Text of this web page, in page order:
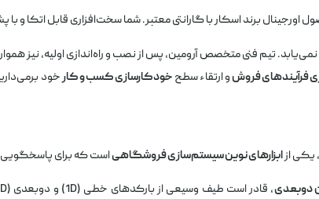
اورجینال برند اسکار با گارانتی معتبر. شما سخت‌افزاری قابل اتکا و
تیم فنی متخصص آرومین، پس از نصب و راه‌اندازی اولیه، نیز
فرآیندهای فروشو ارتقاء سطح خودکارسازی کسب و کار خود
ابزارهای نوین سیستم‌سازی فروشگاهیاست که برای پاسخگویی
دوبعدی، قادر است طیف وسیعی از بارکدهای خطی (1D) و دوبعدی (2D) را با دقت بالا قرائت کند. قابلیت